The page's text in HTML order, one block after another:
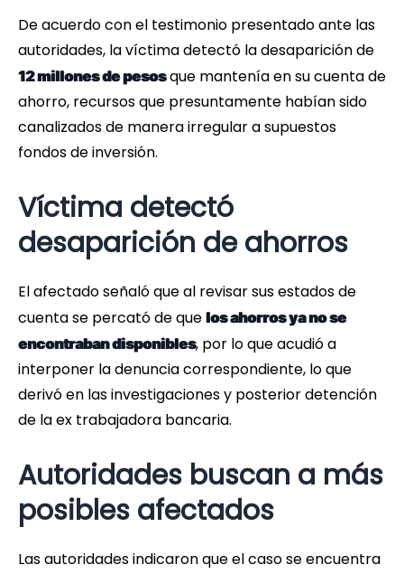
De acuerdo con el testimonio presentado ante las
autoridades, la víctima detectó la desaparición de
12 millones de pesosque mantenía en su cuenta de
ahorro, recursos que presuntamente habían sido
canalizados de manera irregular a supuestos
fondos de inversión.
Víctima detectó
desaparición de ahorros
El afectado señaló que al revisar sus estados de
cuenta se percató de que los ahorros ya no se
encontraban disponibles, por lo que acudió a
interponer la denuncia correspondiente, lo que
derivó en las investigaciones y posterior detención
de la ex trabajadora bancaria.
Autoridades buscan a más
posibles afectados
Las autoridades indicaron que el caso se encuentra